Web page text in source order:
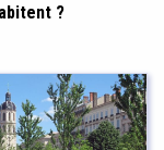
?